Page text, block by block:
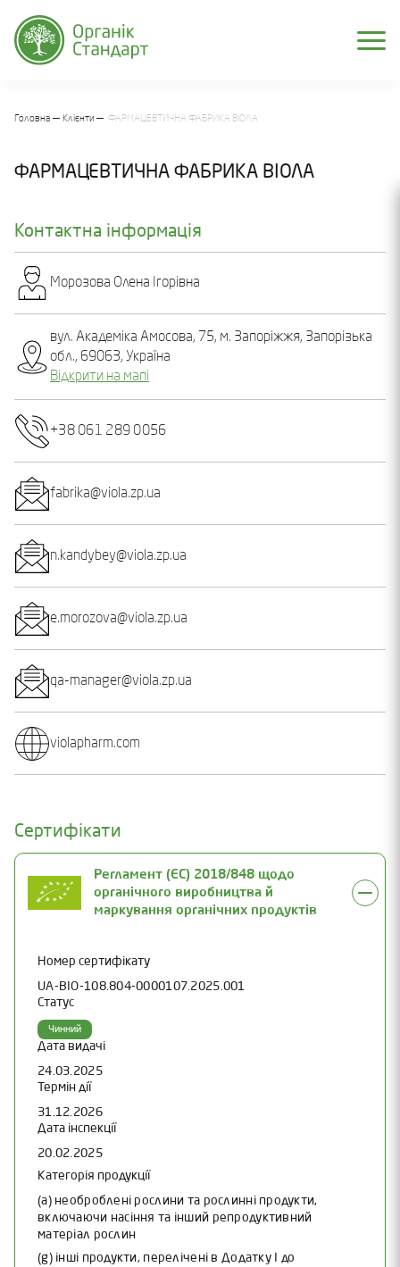
Головна Клієнти ФАРМАЦЕВТИЧНА ФАБРИКА ВІОЛА
ФАРМАЦЕВТИЧНА ФАБРИКА ВІОЛА
Контактна інформація
Морозова Олена Ігорівна
вул. Академіка Амосова, 75, м. Запоріжжя, Запорізька
обл., 69063, Україна
Відкрити на мапі
+38 061 289 0056
fabrika@viola.zp.ua
n.kandybey@viola.zp.ua
e.morozova@viola.zp.ua
qa-manager@viola.zp.ua
violapharm.com
Сертифікати
Регламент (ЄС) 2018/848 щодо
органічного виробництва й
маркування органічних продуктів
Номер сертифікату
UA-BIO-108.804-0000107.2025.001
Статус
Чинний
Дата видачі
24.03.2025
Термін дії
31.12.2026
Дата інспекції
20.02.2025
Категорія продукції
(a) необроблені рослини та рослинні продукти,
включаючи насіння та інший репродуктивний
матеріал рослин
(g) інші продукти, перелічені в Додатку I до